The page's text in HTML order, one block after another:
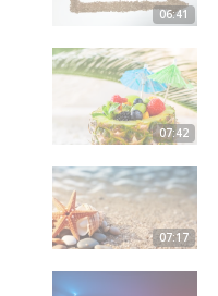
06:41
07:42
07:17